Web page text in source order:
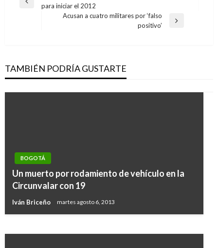
Entrada para iniciar el 2012
Acusan a cuatro militares por ‘falso
positivo’
TAMBIÉN PODRÍA GUSTARTE
BOGOTÁ
Un muerto por rodamiento de vehículo en la
Circunvalar con 19
Iván Briceño martes agosto 6, 2013
BOGOTÁ
Estudio: 140 minutos en TransMilenio
equivalen a respirar 24 horas de aire